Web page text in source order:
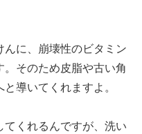
に、崩壊性のビタミン
そのため皮脂や古い角
導いてくれますよ。
くれるんですが、洗い